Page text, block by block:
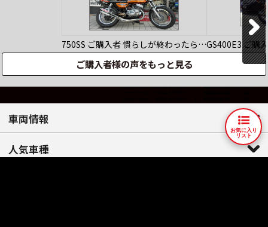
750SS ご購入者慣らしが終わったら…GS400E3ご購
ご購入者様の声をもっと見る
車両情報
人気車種
お気に入り
リスト